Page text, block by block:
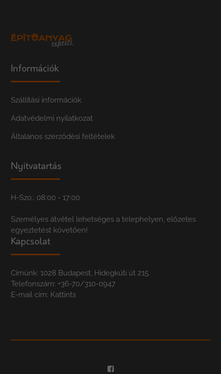
Információk
Szállítási információk
Adatvédelmi nyilatkozat
Általános szerződési feltételek
Nyitvatartás
H-Szo.: 08:00 - 17:00
Személyes átvétel lehetséges a telephelyen, előzetes
egyeztetést követően!
Kapcsolat
Címünk: 1028 Budapest, Hidegkúti út 215.
Telefonszám: +36-70/310-0947
E-mail cím: Kattints